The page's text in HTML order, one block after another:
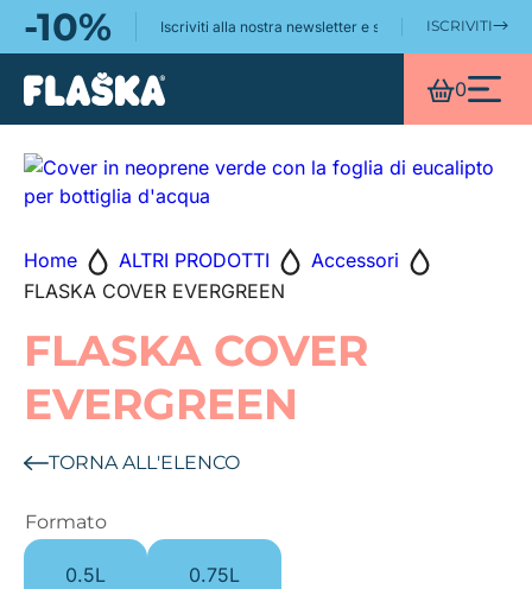
https://www.flaskaitalia.it/
-10% Iscriviti alla nostra newsletter e scopri ancora meglio il
ISCRIVITI
0
Home ALTRI PRODOTTI
Accessori
FLASKA COVER EVERGREEN
FLASKA COVER
EVERGREEN
TORNA ALL'ELENCO
Formato
0.5L 0.75L